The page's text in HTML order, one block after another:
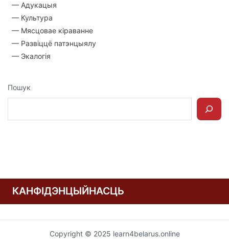
— Адукацыя
— Культура
— Мясцовае кіраванне
— Развіццё патэнцыялу
— Экалогія
Пошук
КАНФІДЭНЦЫЙНАСЦЬ
Copyright © 2025 learn4belarus.online